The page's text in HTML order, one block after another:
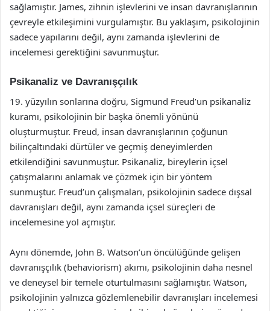
sağlamıştır. James, zihnin işlevlerini ve insan davranışlarının
çevreyle etkileşimini vurgulamıştır. Bu yaklaşım, psikolojinin
sadece yapılarını değil, aynı zamanda işlevlerini de
incelemesi gerektiğini savunmuştur.
Psikanaliz ve Davranışçılık
19. yüzyılın sonlarına doğru, Sigmund Freud’un psikanaliz
kuramı, psikolojinin bir başka önemli yönünü
oluşturmuştur. Freud, insan davranışlarının çoğunun
bilinçaltındaki dürtüler ve geçmiş deneyimlerden
etkilendiğini savunmuştur. Psikanaliz, bireylerin içsel
çatışmalarını anlamak ve çözmek için bir yöntem
sunmuştur. Freud’un çalışmaları, psikolojinin sadece dışsal
davranışları değil, aynı zamanda içsel süreçleri de
incelemesine yol açmıştır.
Aynı dönemde, John B. Watson’un öncülüğünde gelişen
davranışçılık (behaviorism) akımı, psikolojinin daha nesnel
ve deneysel bir temele oturtulmasını sağlamıştır. Watson,
psikolojinin yalnızca gözlemlenebilir davranışları incelemesi